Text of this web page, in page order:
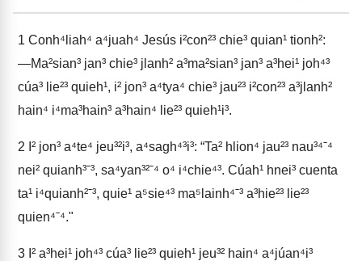
1 Conh⁴liah⁴ a⁴juah⁴ Jesús i²con²³ chie³ quian¹ tionh²:
―Ma²sian³ jan³ chie³ jlanh² a³ma²sian³ jan³ a³hei¹ joh⁴³
cúa³ lie²³ quieh¹, i² jon³ a⁴tya⁴ chie³ jau²³ i²con²³ a³jlanh²
hain⁴ i⁴ma³hain³ a³hain⁴ lie²³ quieh¹i³.
2 I² jon³ a⁴te⁴ jeu³²i³, a⁴sagh⁴³i³: “Ta² hlion⁴ jau²³ nau³⁴ˉ⁴
nei² quianh³ˉ³, sa⁴yan³²ˉ⁴ o⁴ i⁴chie⁴³. Cúah¹ hnei³ cuenta
ta¹ i⁴quianh²ˉ³, quie¹ a⁵sie⁴³ ma⁵lainh⁴ˉ³ a³hie²³ lie²³
quien⁴ˉ⁴."
3 I² a³hei¹ joh⁴³ cúa³ lie²³ quieh¹ jeu³² hain⁴ a⁴júan⁴i³